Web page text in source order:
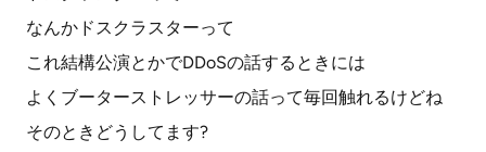
なんかドスクラスターって
これ結構公演とかでDDoSの話するときには
よくブーターストレッサーの話って毎回触れるけどね
そのときどうしてます?